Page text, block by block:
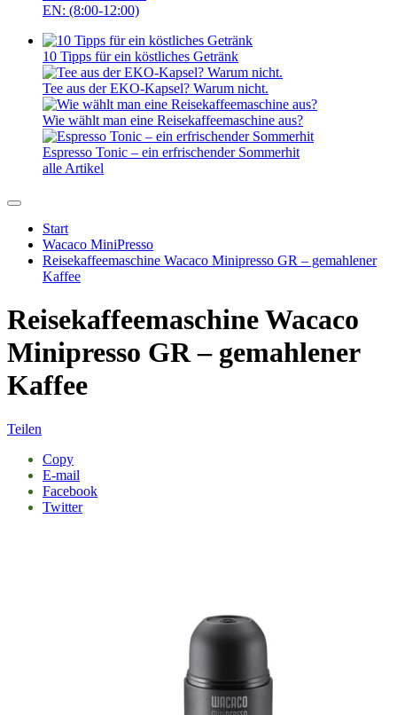
EN: (8:00-12:00)
10 Tipps für ein köstliches Getränk
Tee aus der EKO-Kapsel? Warum nicht.
Wie wählt man eine Reisekaffeemaschine aus?
Espresso Tonic – ein erfrischender Sommerhit
alle Artikel
Start
Wacaco MiniPresso
Reisekaffeemaschine Wacaco Minipresso GR – gemahlener
Kaffee
Reisekaffeemaschine Wacaco
Minipresso GR – gemahlener
Kaffee
Teilen
Copy
E-mail
Facebook
Twitter